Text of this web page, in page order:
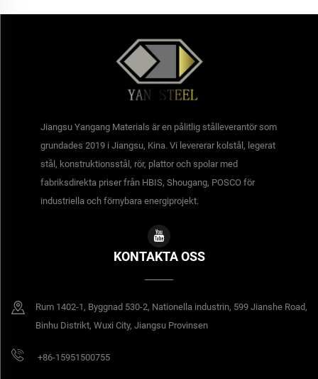
Jiangsu Yangang Materials är en pålitlig stålleverantör som
grundades 2019 i Jiangsu, Kina. Vi levererar kolstål, legerat
stål, konstruktionsstål, rör, plattor och spolar med
fabriksdirekta priser från HBIS, Shougang, POSCO för
industriella och förnybara energiprojekt.
KONTAKTA OSS
Rum 1402-1, Byggnad 530-2, Nationella industrin, 599 Jianshe Road,
Binhu Distrikt, Wuxi City, Jiangsu Provinsen
+86-15951500755